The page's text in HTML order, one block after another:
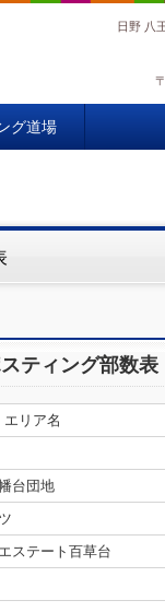
日野 八
グ道場
ティング部数表
エリア名
台団地
ステート百草台